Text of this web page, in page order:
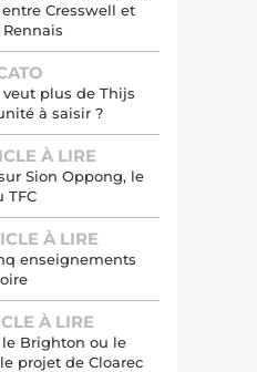
Cresswell et
plus de Thijs
à saisir ?
À LIRE
Sion Oppong, le
TFC
À LIRE
enseignements
À LIRE
le Brighton ou le
projet de Cloarec